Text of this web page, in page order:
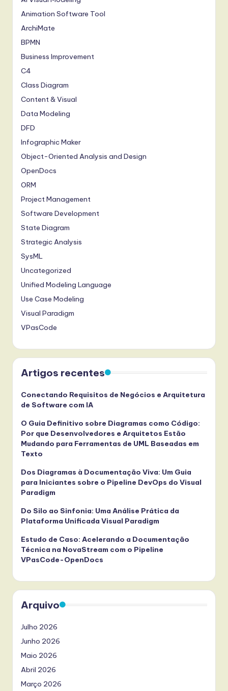
Animation Software Tool
ArchiMate
BPMN
Business Improvement
C4
Class Diagram
Content & Visual
Data Modeling
DFD
Infographic Maker
Object-Oriented Analysis and Design
OpenDocs
ORM
Project Management
Software Development
State Diagram
Strategic Analysis
SysML
Uncategorized
Unified Modeling Language
Use Case Modeling
Visual Paradigm
VPasCode
Artigos recentes
Conectando Requisitos de Negócios e Arquitetura
de Software com IA
O Guia Definitivo sobre Diagramas como Código:
Por que Desenvolvedores e Arquitetos Estão
Mudando para Ferramentas de UML Baseadas em
Texto
Dos Diagramas à Documentação Viva: Um Guia
para Iniciantes sobre o Pipeline DevOps do Visual
Paradigm
Do Silo ao Sinfonia: Uma Análise Prática da
Plataforma Unificada Visual Paradigm
Estudo de Caso: Acelerando a Documentação
Técnica na NovaStream com o Pipeline
VPasCode-OpenDocs
Arquivo
Julho 2026
Junho 2026
Maio 2026
Abril 2026
Março 2026